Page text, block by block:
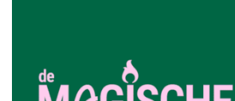
hoofdinhoud